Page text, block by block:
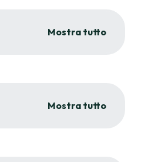
Mostra tutto
Mostra tutto